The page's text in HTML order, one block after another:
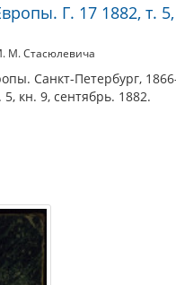
Г. 17 1882, т.
М. Стасюлевича
Санкт-Петербург,
5, кн. 9, сентябрь. 1882.